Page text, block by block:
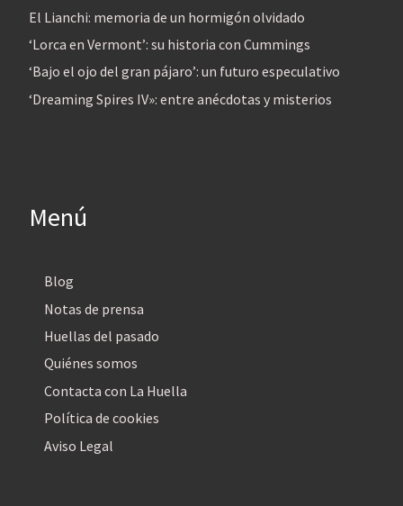
El Lianchi: memoria de un hormigón olvidado
‘Lorca en Vermont’: su historia con Cummings
‘Bajo el ojo del gran pájaro’: un futuro especulativo
‘Dreaming Spires IV»: entre anécdotas y misterios
Menú
Blog
Notas de prensa
Huellas del pasado
Quiénes somos
Contacta con La Huella
Política de cookies
Aviso Legal